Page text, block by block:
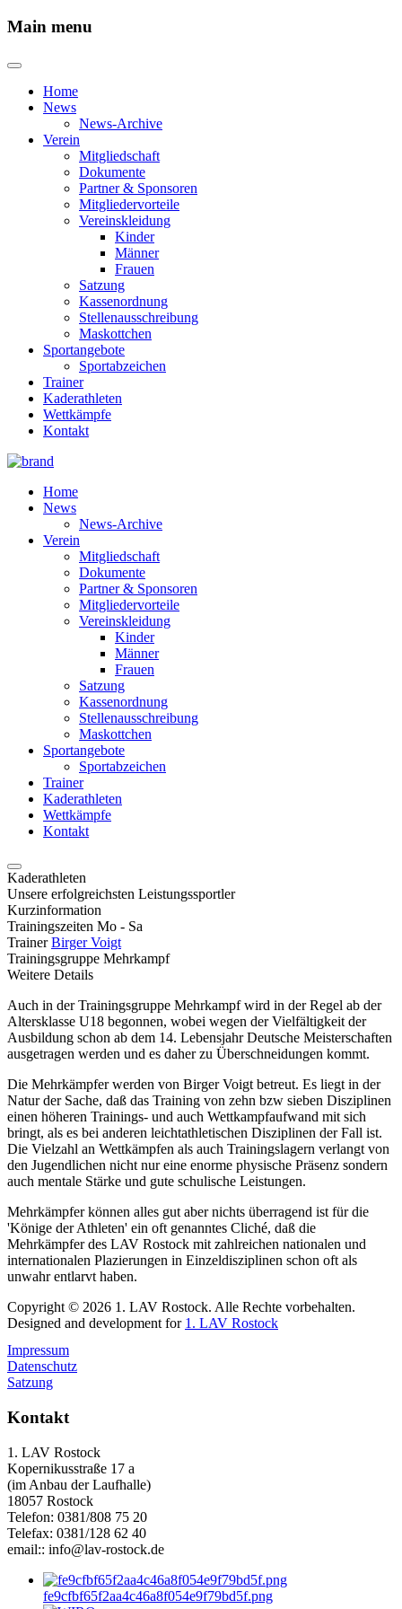
Main menu
Home
News
News-Archive
Verein
Mitgliedschaft
Dokumente
Partner & Sponsoren
Mitgliedervorteile
Vereinskleidung
Kinder
Männer
Frauen
Satzung
Kassenordnung
Stellenausschreibung
Maskottchen
Sportangebote
Sportabzeichen
Trainer
Kaderathleten
Wettkämpfe
Kontakt
Home
News
News-Archive
Verein
Mitgliedschaft
Dokumente
Partner & Sponsoren
Mitgliedervorteile
Vereinskleidung
Kinder
Männer
Frauen
Satzung
Kassenordnung
Stellenausschreibung
Maskottchen
Sportangebote
Sportabzeichen
Trainer
Kaderathleten
Wettkämpfe
Kontakt
Kaderathleten
Unsere erfolgreichsten Leistungssportler
Kurzinformation
Trainingszeiten Mo - Sa
Trainer Birger Voigt
Trainingsgruppe Mehrkampf
Weitere Details
Auch in der Trainingsgruppe Mehrkampf wird in der Regel ab der
Altersklasse U18 begonnen, wobei wegen der Vielfältigkeit der
Ausbildung schon ab dem 14. Lebensjahr Deutsche Meisterschaften
ausgetragen werden und es daher zu Überschneidungen kommt.
Die Mehrkämpfer werden von Birger Voigt betreut. Es liegt in der
Natur der Sache, daß das Training von zehn bzw sieben Disziplinen
einen höheren Trainings- und auch Wettkampfaufwand mit sich
bringt, als es bei anderen leichtathletischen Disziplinen der Fall ist.
Die Vielzahl an Wettkämpfen als auch Trainingslagern verlangt von
den Jugendlichen nicht nur eine enorme physische Präsenz sondern
auch mentale Stärke und gute schulische Leistungen.
Mehrkämpfer können alles gut aber nichts überragend ist für die
'Könige der Athleten' ein oft genanntes Cliché, daß die
Mehrkämpfer des LAV Rostock mit zahlreichen nationalen und
internationalen Plazierungen in Einzeldisziplinen schon oft als
unwahr entlarvt haben.
Copyright © 2026 1. LAV Rostock. Alle Rechte vorbehalten.
Designed and development for 1. LAV Rostock
Impressum
Datenschutz
Satzung
Kontakt
1. LAV Rostock
Kopernikusstraße 17 a
(im Anbau der Laufhalle)
18057 Rostock
Telefon: 0381/808 75 20
Telefax: 0381/128 62 40
email:: info@lav-rostock.de
fe9cfbf65f2aa4c46a8f054e9f79bd5f.png